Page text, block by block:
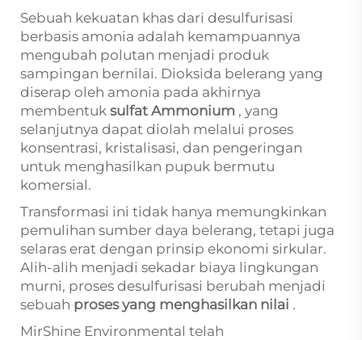
Sebuah kekuatan khas dari desulfurisasi
berbasis amonia adalah kemampuannya
mengubah polutan menjadi produk
sampingan bernilai. Dioksida belerang yang
diserap oleh amonia pada akhirnya
membentuk sulfat Ammonium , yang
selanjutnya dapat diolah melalui proses
konsentrasi, kristalisasi, dan pengeringan
untuk menghasilkan pupuk bermutu
komersial.
Transformasi ini tidak hanya memungkinkan
pemulihan sumber daya belerang, tetapi juga
selaras erat dengan prinsip ekonomi sirkular.
Alih-alih menjadi sekadar biaya lingkungan
murni, proses desulfurisasi berubah menjadi
sebuah proses yang menghasilkan nilai .
MirShine Environmental telah